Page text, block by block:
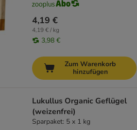
4,19 €
4,19 € / kg
3,98 €
Zum Warenkorb
hinzufügen
Lukullus Organic Geflügel
(weizenfrei)
Sparpaket: 5 x 1 kg